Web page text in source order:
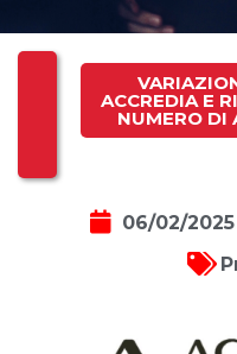
ACCREDIA E
NUMERO DI
06/02/2025